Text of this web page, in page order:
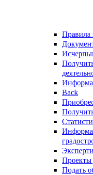
Правила
Back
Проекты
Подать